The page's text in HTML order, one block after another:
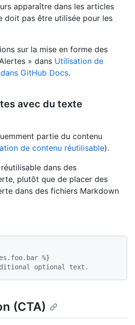
apparaître dans les articles
doit pas être utilisée pour les
sur la mise en forme des
» dans Utilisation de
GitHub Docs.
avec du texte
partie du contenu
de contenu réutilisable).
dans des
plutôt que de placer des
dans des fichiers Markdown
%}
optional text.
(CTA)